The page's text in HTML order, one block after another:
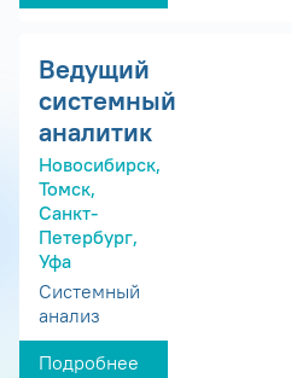
Ведущий
системный
аналитик
Новосибирск,
Томск,
Санкт-
Петербург,
Уфа
Системный
анализ
Подробнее